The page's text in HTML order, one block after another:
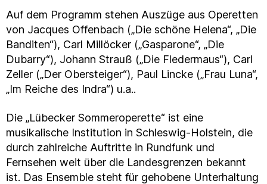
Auf dem Programm stehen Auszüge aus Operetten
von Jacques Offenbach („Die schöne Helena“, „Die
Banditen“), Carl Millöcker („Gasparone“, „Die
Dubarry“), Johann Strauß („Die Fledermaus“), Carl
Zeller („Der Obersteiger“), Paul Lincke („Frau Luna“,
„Im Reiche des Indra“) u.a..
Die „Lübecker Sommeroperette“ ist eine
musikalische Institution in Schleswig-Holstein, die
durch zahlreiche Auftritte in Rundfunk und
Fernsehen weit über die Landesgrenzen bekannt
ist. Das Ensemble steht für gehobene Unterhaltung